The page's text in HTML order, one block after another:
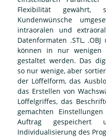
Flexibilität gewährt,
Kundenwünsche
intraoralen und
Datenformaten .STL,
können in nur wenigen
gestaltet werden. Das
so nur wenige, aber
der Löffelform, das
das Erstellen von
Löffelgriffes, das
gemachten
Auftrag gespeichert
Individualisierung des